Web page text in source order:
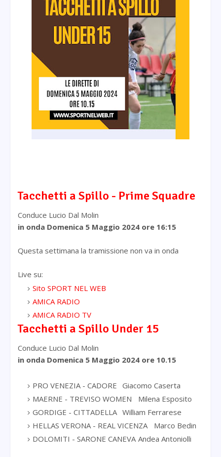
Tacchetti a Spillo - Prime Squadre
Conduce Lucio Dal Molin
in onda Domenica 5 Maggio 2024 ore 16:15
Questa settimana la tramissione non va in onda
Live su:
Sito SPORT NEL WEB
AMICA RADIO
AMICA RADIO TV
Tacchetti a Spillo Under 15
Conduce Lucio Dal Molin
in onda Domenica 5 Maggio 2024 ore 10.15
PRO VENEZIA - CADORE Giacomo Caserta
MAERNE - TREVISO WOMEN
Milena Esposito
GORDIGE - CITTADELLA William Ferrarese
HELLAS VERONA - REAL VICENZA
Marco Bedin
DOLOMITI - SARONE CANEVA Andea Antoniolli